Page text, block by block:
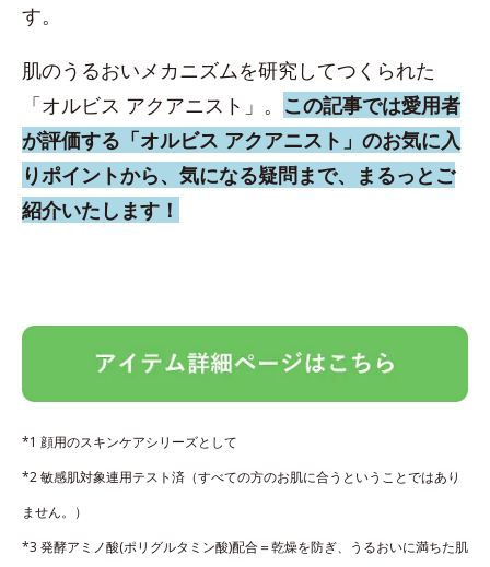
す。
肌のうるおいメカニズムを研究してつくられた
「オルビス アクアニスト」。 この記事では愛用者
が評価する「オルビス アクアニスト」のお気に入
りポイントから、気になる疑問まで、まるっとご
紹介いたします！
*1 顔用のスキンケアシリーズとして
*2 敏感肌対象連用テスト済（すべての方のお肌に合うということではあり
ません。）
*3 発酵アミノ酸(ポリグルタミン酸)配合＝乾燥を防ぎ、うるおいに満ちた肌